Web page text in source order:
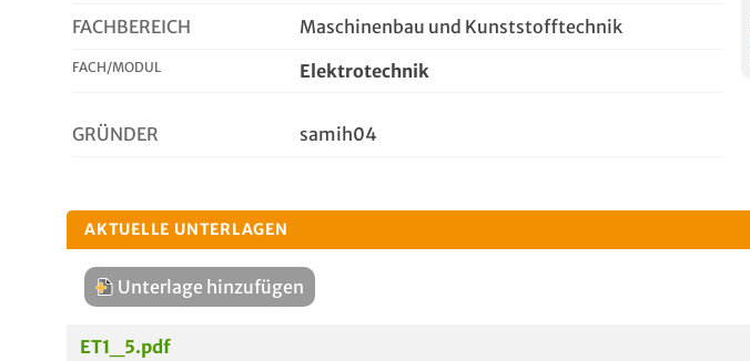
FACHBEREICH Maschinenbau und Kunststofftechnik
FACH/MODUL Elektrotechnik
GRÜNDER samih04
AKTUELLE UNTERLAGEN
Unterlage hinzufügen
ET1_5.pdf